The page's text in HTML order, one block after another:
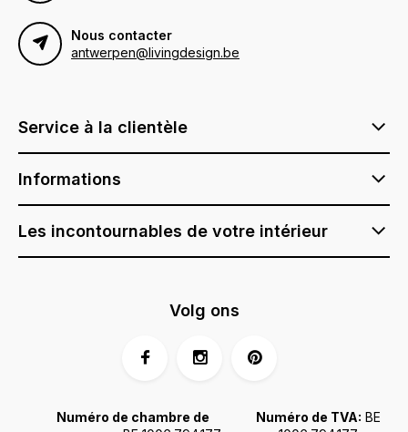
Nous contacter
antwerpen@livingdesign.be
Service à la clientèle
Informations
Les incontournables de votre intérieur
Numéro de chambre de
Numéro de TVA: BE
Volg ons